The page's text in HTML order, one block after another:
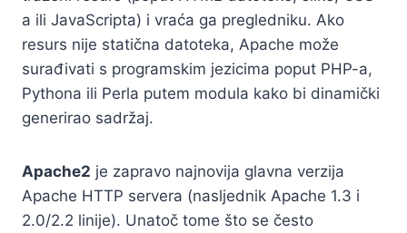
a ili JavaScripta) i vraća ga pregledniku. Ako
resurs nije statična datoteka, Apache može
surađivati s programskim jezicima poput PHP-a,
Pythona ili Perla putem modula kako bi dinamički
generirao sadržaj.
Apache2 je zapravo najnovija glavna verzija
Apache HTTP servera (nasljednik Apache 1.3 i
2.0/2.2 linije). Unatoč tome što se često